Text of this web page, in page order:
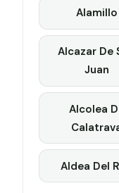
Alamillo
Alcazar De
Juan
Alcolea
Aldea Del